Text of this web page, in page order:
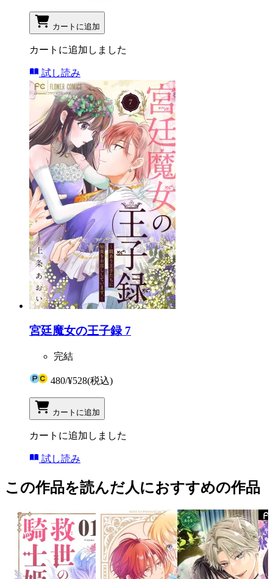
カートに追加
カートに追加しました
試し読み
宮廷魔女の王子録 7
完結
480/¥528(税込)
カートに追加
カートに追加しました
試し読み
この作品を読んだ人におすすめの作品